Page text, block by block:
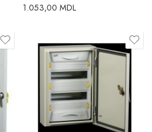
1.053,00 MDL